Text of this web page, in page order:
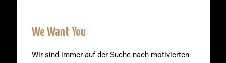
We Want You
Wir sind immer auf der Suche nach motivierten